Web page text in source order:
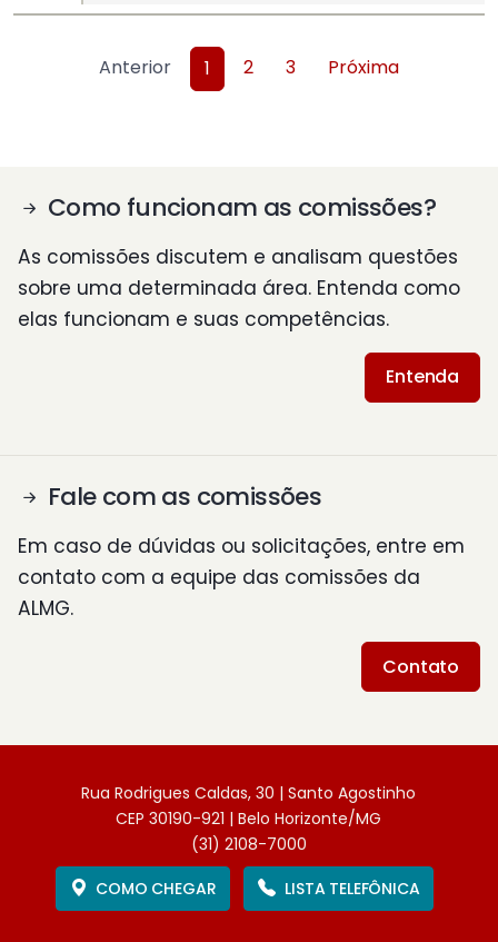
Anterior 1 2 3 Próxima
Como funcionam as comissões?
As comissões discutem e analisam questões
sobre uma determinada área. Entenda como
elas funcionam e suas competências.
Entenda
Fale com as comissões
Em caso de dúvidas ou solicitações, entre em
contato com a equipe das comissões da
ALMG.
Contato
Rua Rodrigues Caldas, 30 | Santo Agostinho
CEP 30190-921 | Belo Horizonte/MG
(31) 2108-7000
COMO CHEGAR
LISTA TELEFÔNICA